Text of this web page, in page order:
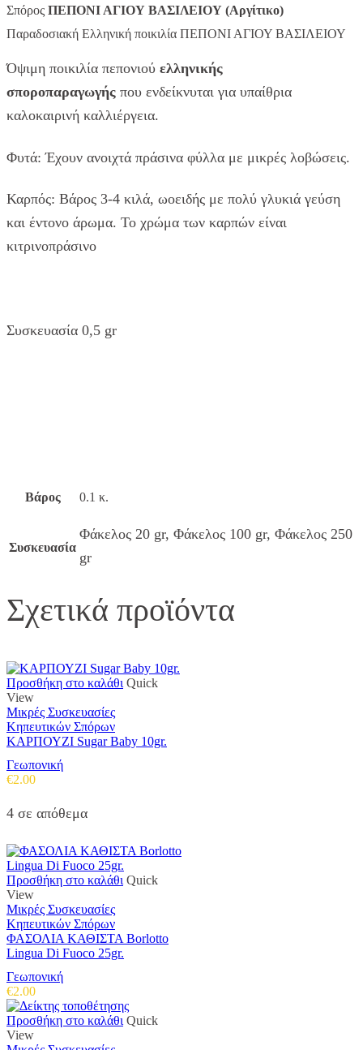
Σπόρος ΠΕΠΟΝΙ ΑΓΙΟΥ ΒΑΣΙΛΕΙΟΥ (Αργίτικο)
Παραδοσιακή Ελληνική ποικιλία ΠΕΠΟΝΙ ΑΓΙΟΥ ΒΑΣΙΛΕΙΟΥ
Όψιμη ποικιλία πεπονιού ελληνικής
σποροπαραγωγής που ενδείκνυται για υπαίθρια
καλοκαιρινή καλλιέργεια.
Φυτά: Έχουν ανοιχτά πράσινα φύλλα με μικρές λοβώσεις.
Καρπός: Βάρος 3-4 κιλά, ωοειδής με πολύ γλυκιά γεύση
και έντονο άρωμα. Το χρώμα των καρπών είναι
κιτρινοπράσινο
Συσκευασία 0,5 gr
Βάρος 0.1 κ.
Συσκευασία
Φάκελος 20 gr, Φάκελος 100 gr, Φάκελος 250
gr
Σχετικά προϊόντα
Προσθήκη στο καλάθι Quick
View
Μικρές Συσκευασίες
Κηπευτικών Σπόρων
ΚΑΡΠΟΥΖΙ Sugar Baby 10gr.
Γεωπονική
€2.00
4 σε απόθεμα
Προσθήκη στο καλάθι Quick
View
Μικρές Συσκευασίες
Κηπευτικών Σπόρων
ΦΑΣΟΛΙΑ ΚΑΘΙΣΤΑ Borlotto
Lingua Di Fuoco 25gr.
Γεωπονική
€2.00
Προσθήκη στο καλάθι Quick
View